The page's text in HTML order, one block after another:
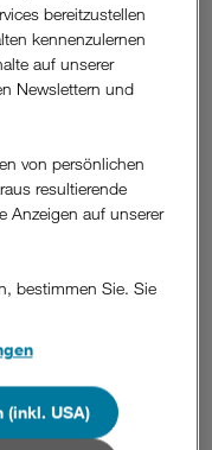
Mesh Set 1er
bereitzustellen
kennenzulernen
auf unserer
Newslettern und
von persönlichen
resultierende
Anzeigen auf unserer
bestimmen Sie. Sie
auch Cookies
in Ländern
USA)